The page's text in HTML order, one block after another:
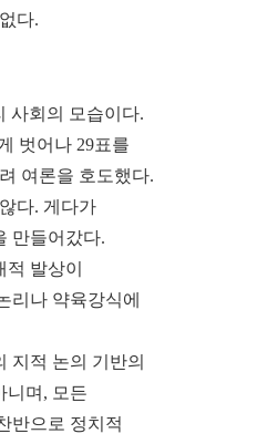
다.
사회의 모습이다.
벗어나 29표를
여론을 호도했다.
다. 게다가
만들어갔다.
발상이
리나 약육강식에
지적 논의 기반의
니며, 모든
반으로 정치적